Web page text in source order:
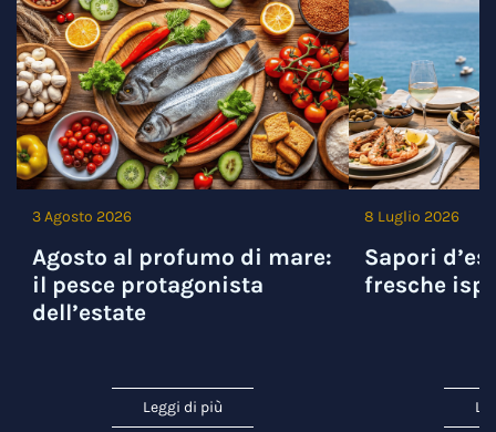
3 Agosto 2026
Agosto al profumo di mare:
il pesce protagonista
dell’estate
Leggi di più
8 Luglio 2026
Sapori
fresche